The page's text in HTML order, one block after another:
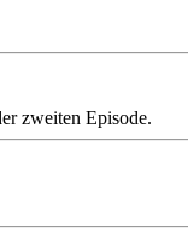
zweiten Episode.